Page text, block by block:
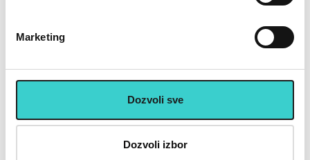
Marketing
Dozvoli sve
Dozvoli izbor
RING Bumper tegovi ploče u
boji 1 x 10kg-RX WP026
RING Bumper tegovi ploče u
boji 1 x 5kg-RX WP026
2.490 rsd